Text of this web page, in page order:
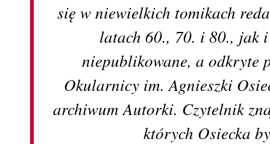
się w niewielkich tomikach
latach 60., 70. i 80., jak
niepublikowane, a odkryte
Okularnicy im. Agnieszki
archiwum Autorki. Czytelnik
których Osiecka